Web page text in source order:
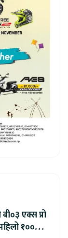
एक्स प्रो
१००